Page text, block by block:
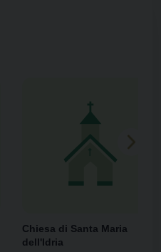
Chiesa di Santa Maria
dell'Idria